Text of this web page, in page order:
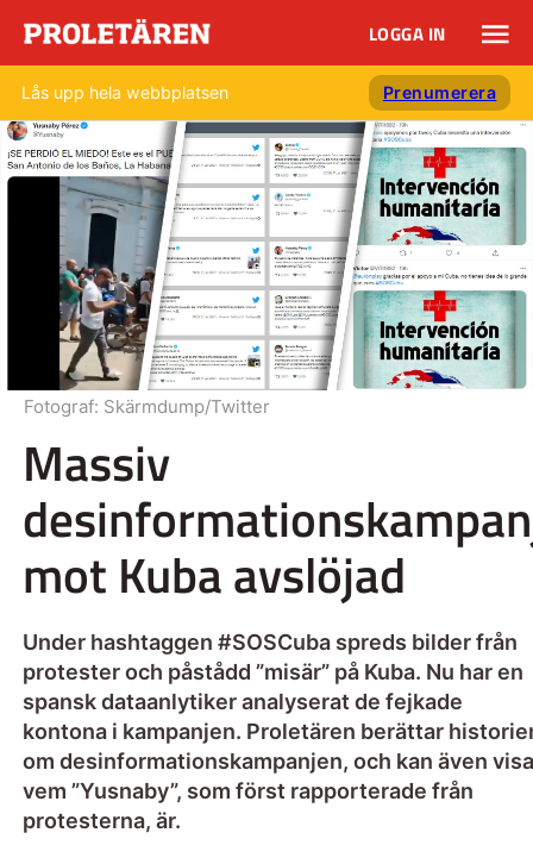
LOGGA IN
Lås upp hela webbplatsen Prenumerera
Massiv
mot Kuba avslöjad
Under hashtaggen #SOSCuba spreds bilder från
protester och påstådd ”misär” på Kuba. Nu har en
spansk dataanlytiker analyserat de fejkade
kontona i kampanjen. Proletären berättar
om desinformationskampanjen, och kan även visa
vem ”Yusnaby”, som först rapporterade från
protesterna, är.
Fotograf: Skärmdump/Twitter